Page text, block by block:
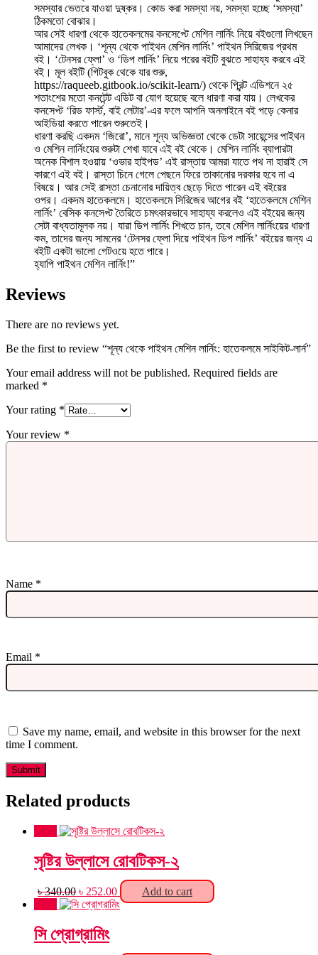
সমস্যার ভেতরে যাওয়া দুষ্কর। কোড করা সমস্যা নয়, সমস্যা হচ্ছে ‘সমস্যা’
ঠিকমতো বোঝার।
আর সেই ধারণা থেকে হাতেকলমের কনসেপ্টে মেশিন লার্নিং নিয়ে বইগুলো লিখছেন
আমাদের লেখক। ‘শূন্য থেকে পাইথন মেশিন লার্নিং’ পাইথন সিরিজের প্রথম
বই। ‘টেনসর ফ্লো’ ও ‘ডিপ লার্নিং’ নিয়ে পরের বইটি বুঝতে সাহায্য করবে এই
বই। মূল বইটি (গিটবুক থেকে যার শুরু,
https://raqueeb.gitbook.io/scikit-learn/) থেকে প্রিন্ট এডিশনে ২৫
শতাংশের মতো কনটেন্ট এডিট বা যোগ হয়েছে বলে ধারণা করা যায়। লেখকের
কনসেপ্ট ‘রিড ফার্স্ট, বাই লেটার’-এর ফলে আপনি অনলাইনে বই পড়ে কেনার
আইডিয়া করতে পারেন শুরুতেই।
ধারণা করছি একদম ‘জিরো’, মানে শূন্য অভিজ্ঞতা থেকে ডেটা সায়েন্সের পাইথন
ও মেশিন লার্নিংয়ের শুরুটা শেখা যাবে এই বই থেকে। মেশিন লার্নিং ব্যাপারটা
অনেক বিশাল হওয়ায় ‘ওভার হাইপড’ এই রাস্তায় আমরা যাতে পথ না হারাই সে
কারণে এই বই। রাস্তা চিনে গেলে পেছনে ফিরে তাকানোর দরকার হবে না এ
বিষয়ে। আর সেই রাস্তা চেনানোর দায়িত্ব ছেড়ে দিতে পারেন এই বইয়ের
ওপর। একদম হাতেকলমে। হাতেকলমে সিরিজের আগের বই ‘হাতেকলমে মেশিন
লার্নিং’ বেসিক কনসেপ্ট তৈরিতে চমৎকারভাবে সাহায্য করলেও এই বইয়ের জন্য
সেটা বাধ্যতামূলক নয়। যারা ডিপ লার্নিং শিখতে চান, তবে মেশিন লার্নিংয়ের ধারণা
কম, তাদের জন্য সামনের ‘টেনসর ফ্লো দিয়ে পাইথন ডিপ লার্নিং’ বইয়ের জন্য এ
বইটি একটা ভালো গেটওয়ে হতে পারে।
হ্যাপি পাইথন মেশিন লার্নিং!”
Reviews
There are no reviews yet.
Be the first to review “শূন্য থেকে পাইথন মেশিন লার্নিং: হাতেকলমে সাইকিট-লার্ন”
Your email address will not be published. Required fields are
marked *
Your rating *
Your review *
Name *
Email *
Save my name, email, and website in this browser for the next
time I comment.
Related products
সৃষ্টির উল্লাসে রোবটিকস-২
৳340.00 Original
price
৳ 340.00.
৳ 252.00Current
price
Add to cart
সি প্রোগ্রামিং